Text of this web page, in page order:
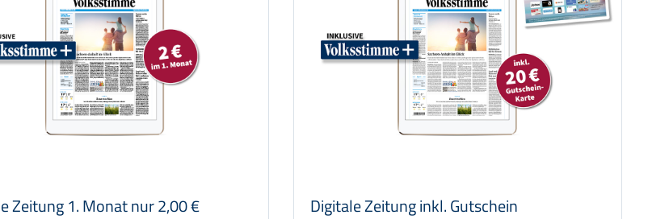
Zeitung 1. Monat nur 2,00 €
inkl. Gutschein Ihrer Wahl
Preis: 4,90 €
Digitale Zeitung inkl. Gutschein